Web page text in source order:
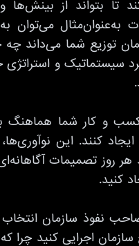
بتواند از بینش‌ها
به‌عنوان‌مثال می‌توان
توزیع شما می‌داند
سیستماتیک و
کسب و کار شما
کنند. این
هر روز تصمیمات
کنید.
نفوذ سازمان
اجرایی کنید چرا